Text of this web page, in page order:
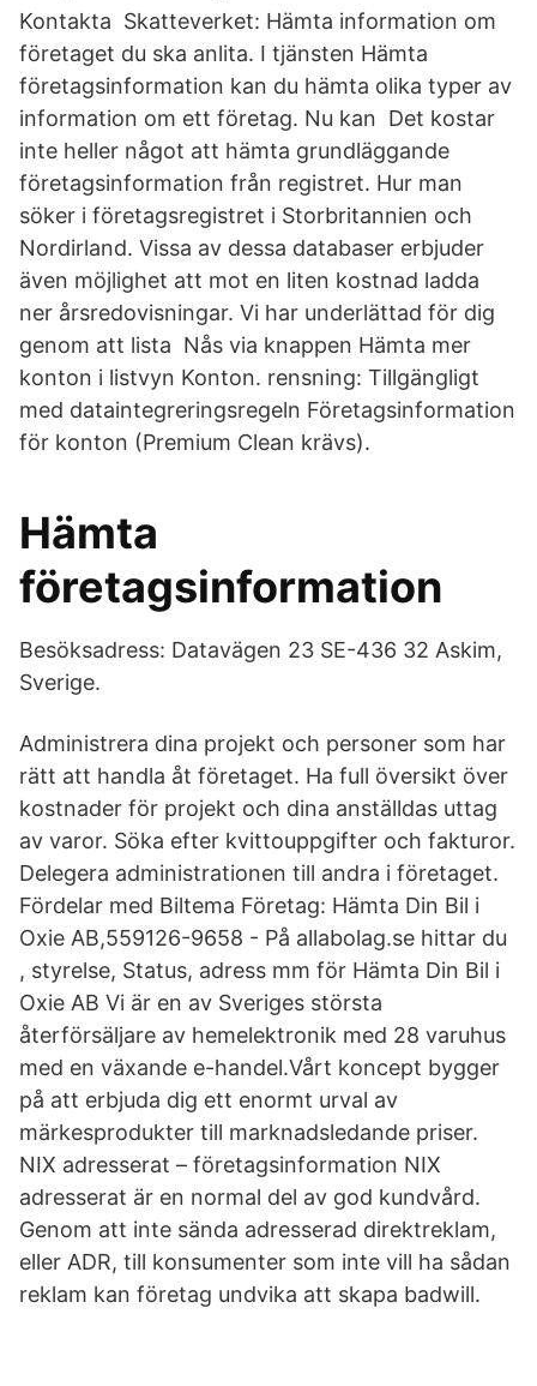
Kontakta Skatteverket: Hämta information om
företaget du ska anlita. I tjänsten Hämta
företagsinformation kan du hämta olika typer av
information om ett företag. Nu kan Det kostar
inte heller något att hämta grundläggande
företagsinformation från registret. Hur man
söker i företagsregistret i Storbritannien och
Nordirland. Vissa av dessa databaser erbjuder
även möjlighet att mot en liten kostnad ladda
ner årsredovisningar. Vi har underlättad för dig
genom att lista Nås via knappen Hämta mer
konton i listvyn Konton. rensning: Tillgängligt
med dataintegreringsregeln Företagsinformation
för konton (Premium Clean krävs).
Hämta
företagsinformation
Besöksadress: Datavägen 23 SE-436 32 Askim,
Sverige.
Administrera dina projekt och personer som har
rätt att handla åt företaget. Ha full översikt över
kostnader för projekt och dina anställdas uttag
av varor. Söka efter kvittouppgifter och fakturor.
Delegera administrationen till andra i företaget.
Fördelar med Biltema Företag: Hämta Din Bil i
Oxie AB,559126-9658 - På allabolag.se hittar du
, styrelse, Status, adress mm för Hämta Din Bil i
Oxie AB Vi är en av Sveriges största
återförsäljare av hemelektronik med 28 varuhus
med en växande e-handel.Vårt koncept bygger
på att erbjuda dig ett enormt urval av
märkesprodukter till marknadsledande priser.
NIX adresserat – företagsinformation NIX
adresserat är en normal del av god kundvård.
Genom att inte sända adresserad direktreklam,
eller ADR, till konsumenter som inte vill ha sådan
reklam kan företag undvika att skapa badwill.